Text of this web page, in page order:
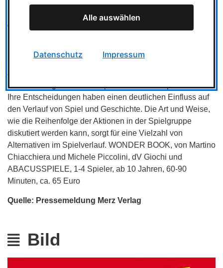
Pop-Up-Krone überragt das namensgebende Buch und
den Spieltisch und ist doch kein optischer Selbstzweck.
Spielplan. Dazu bieten die sechs Kapitel einen
abwechslungsreichen Spielverlauf, der von einer großen
Entscheidungsvielfalt der Spielerinnen und Spieler lebt.
Ihre Entscheidungen haben einen deutlichen Einfluss auf
den Verlauf von Spiel und Geschichte. Die Art und Weise,
wie die Reihenfolge der Aktionen in der Spielgruppe
diskutiert werden kann, sorgt für eine Vielzahl von
Alternativen im Spielverlauf. WONDER BOOK, von Martino
Chiacchiera und Michele Piccolini, dV Giochi und
ABACUSSPIELE, 1-4 Spieler, ab 10 Jahren, 60-90
Minuten, ca. 65 Euro
Quelle: Pressemeldung Merz Verlag
Bild
Alle auswählen
Datenschutz Impressum